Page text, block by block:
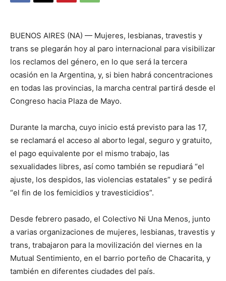
BUENOS AIRES (NA) — Mujeres, lesbianas, travestis y
trans se plegarán hoy al paro internacional para visibilizar
los reclamos del género, en lo que será la tercera
ocasión en la Argentina, y, si bien habrá concentraciones
en todas las provincias, la marcha central partirá desde el
Congreso hacia Plaza de Mayo.
Durante la marcha, cuyo inicio está previsto para las 17,
se reclamará el acceso al aborto legal, seguro y gratuito,
el pago equivalente por el mismo trabajo, las
sexualidades libres, así como también se repudiará “el
ajuste, los despidos, las violencias estatales” y se pedirá
“el fin de los femicidios y travesticidios”.
Desde febrero pasado, el Colectivo Ni Una Menos, junto
a varias organizaciones de mujeres, lesbianas, travestis y
trans, trabajaron para la movilización del viernes en la
Mutual Sentimiento, en el barrio porteño de Chacarita, y
también en diferentes ciudades del país.